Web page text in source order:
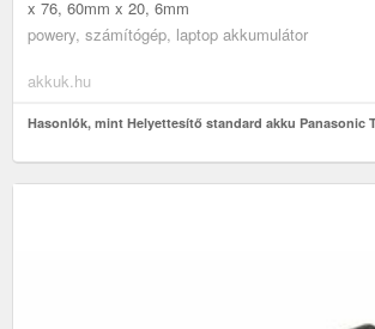
x 76, 60mm x 20, 6mm
powery, számítógép, laptop akkumulátor
akkuk.hu
Hasonlók, mint Helyettesítő standard akku Panasonic